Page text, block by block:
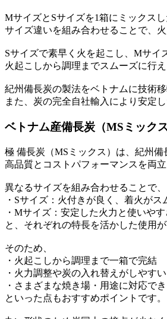
MサイズとSサイズを1箱にミックス
サイズ違いを組み合わせることで、
Sサイズで素早く火を起こし、Mサイ
火起こしから調理までスムーズに行
紀州備長炭の製法をベトナムに技術
また、炭の完全自社輸入により安定
ベトナム産備長炭（MSミック
極 備長炭（MSミックス）は、紀州
高品質とコストパフォーマンスを両
異なるサイズを組み合わせることで、
・Sサイズ：火付きが良く、着火がス
・Mサイズ：安定した火力と使いやす
と、それぞれの特長を活かした使用が
そのため、
・火起こしから調理まで一箱で完結
・火力調整や炭の入れ替えがしやすい
・さまざまな焼き場・用途に対応で
といった点もおすすめポイントです。